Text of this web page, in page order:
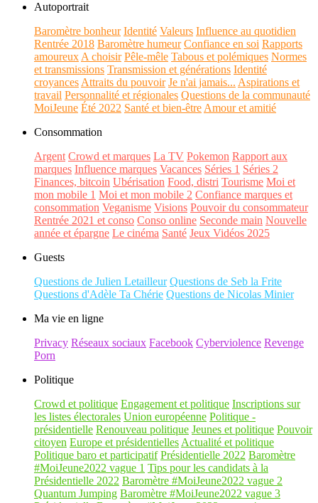
Autoportrait
Baromètre bonheur Identité Valeurs Influence au quotidien
Rentrée 2018 Baromètre humeur Confiance en soi Rapports
amoureux A choisir Pêle-mêle Tabous et polémiques Normes
et transmissions Transmission et générations Identité
croyances Attraits du pouvoir Je n'ai jamais... Aspirations et
travail Personnalité et régionales Questions de la communauté
MoiJeune Été 2022 Santé et bien-être Amour et amitié
Consommation
Argent Crowd et marques La TV Pokemon Rapport aux
marques Influence marques Vacances Séries 1 Séries 2
Finances, bitcoin Ubérisation Food, distri Tourisme Moi et
mon mobile 1 Moi et mon mobile 2 Confiance marques et
consommation Veganisme Visions Pouvoir du consommateur
Rentrée 2021 et conso Conso online Seconde main Nouvelle
année et épargne Le cinéma Santé Jeux Vidéos 2025
Guests
Questions de Julien Letailleur Questions de Seb la Frite
Questions d'Adèle Ta Chérie Questions de Nicolas Minier
Ma vie en ligne
Privacy Réseaux sociaux Facebook Cyberviolence Revenge
Porn
Politique
Crowd et politique Engagement et politique Inscriptions sur
les listes électorales Union européenne Politique -
présidentielle Renouveau politique Jeunes et politique Pouvoir
citoyen Europe et présidentielles Actualité et politique
Politique baro et participatif Présidentielle 2022 Baromètre
#MoiJeune2022 vague 1 Tips pour les candidats à la
Présidentielle 2022 Baromètre #MoiJeune2022 vague 2
Quantum Jumping Baromètre #MoiJeune2022 vague 3